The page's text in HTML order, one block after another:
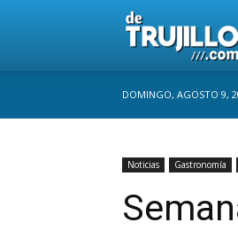
DOMINGO, AGOSTO 9,
Noticias Gastronomía